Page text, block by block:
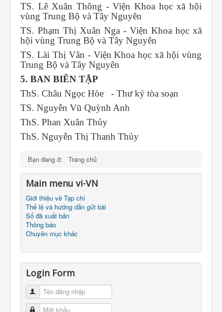
TS. Lê Xuân Thông - Viện Khoa học xã hội
vùng Trung Bộ và Tây Nguyên
TS. Phạm Thị Xuân Nga - Viện Khoa học xã
hội vùng Trung Bộ và Tây Nguyên
TS. Lài Thị Vân - Viện Khoa học xã hội vùng
Trung Bộ và Tây Nguyên
5. BAN BIÊN TẬP
ThS. Châu Ngọc Hòe - Thư ký tòa soạn
TS. Nguyễn Vũ Quỳnh Anh
ThS. Phan Xuân Thủy
ThS. Nguyễn Thị Thanh Thủy
Bạn đang ở: Trang chủ
Main menu vi-VN
Giới thiệu về Tạp chí
Thể lệ và hướng dẫn gửi bài
Số đã xuất bản
Thông báo
Chuyên mục khác
Login Form
Tên đăng nhập
Mật khẩu